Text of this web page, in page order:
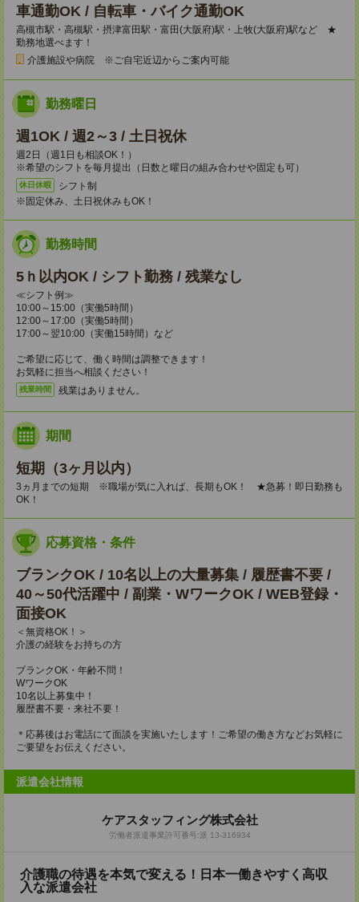
車通勤OK / 自転車・バイク通勤OK
高槻市駅・高槻駅・摂津富田駅・富田(大阪府)駅・上牧(大阪府)駅など ★
勤務地選べます！
介護施設や病院 ※ご自宅近辺からご案内可能
勤務曜日
週1OK / 週2～3 / 土日祝休
週2日（週1日も相談OK！）
※希望のシフトを毎月提出（日数と曜日の組み合わせや固定も可）
休日休暇
シフト制
※固定休み、土日祝休みもOK！
勤務時間
5ｈ以内OK / シフト勤務 / 残業なし
≪シフト例≫
10:00～15:00（実働5時間）
12:00～17:00（実働5時間）
17:00～翌10:00（実働15時間）など
ご希望に応じて、働く時間は調整できます！
お気軽に担当へ相談ください！
残業時間 残業はありません。
期間
短期（3ヶ月以内）
3ヵ月までの短期 ※職場が気に入れば、長期もOK！ ★急募！即日勤務も
OK！
応募資格・条件
ブランクOK / 10名以上の大量募集 / 履歴書不要 /
40～50代活躍中 / 副業・WワークOK / WEB登録・
面接OK
＜無資格OK！＞
介護の経験をお持ちの方
ブランクOK・年齢不問！
WワークOK
10名以上募集中！
履歴書不要・来社不要！
＊応募後はお電話にて面談を実施いたします！ご希望の働き方などお気軽に
ご要望をお伝えください。
派遣会社情報
ケアスタッフィング株式会社
労働者派遣事業許可番号:派 13-316934
介護職の待遇を本気で変える！日本一働きやすく高収
入な派遣会社